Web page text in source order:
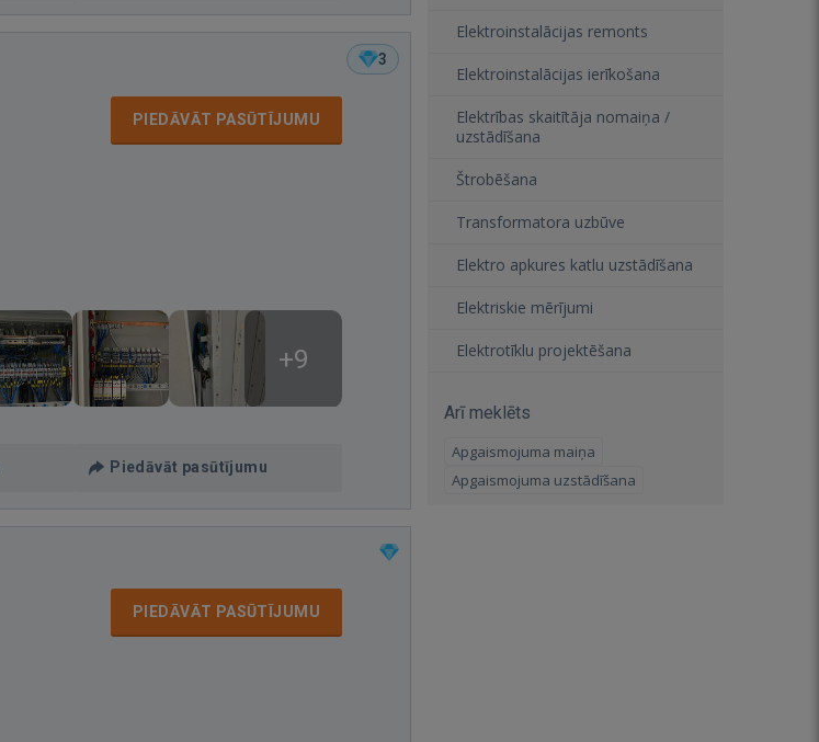
3
PIEDĀVĀT PASŪTĪJUMU
+9
Piedāvāt pasūtījumu
PIEDĀVĀT PASŪTĪJUMU
Elektroinstalācijas remonts
Elektroinstalācijas ierīkošana
Elektrības skaitītāja nomaiņa /
uzstādīšana
Štrobēšana
Transformatora uzbūve
Elektro apkures katlu uzstādīšana
Elektriskie mērījumi
Elektrotīklu projektēšana
Arī meklēts
Apgaismojuma maiņa
Apgaismojuma uzstādīšana